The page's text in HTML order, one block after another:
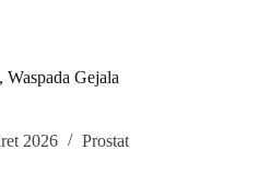
Gejala
2026 Prostat